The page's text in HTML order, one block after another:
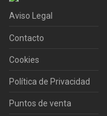
Aviso Legal
Contacto
Cookies
Política de Privacidad
Puntos de venta